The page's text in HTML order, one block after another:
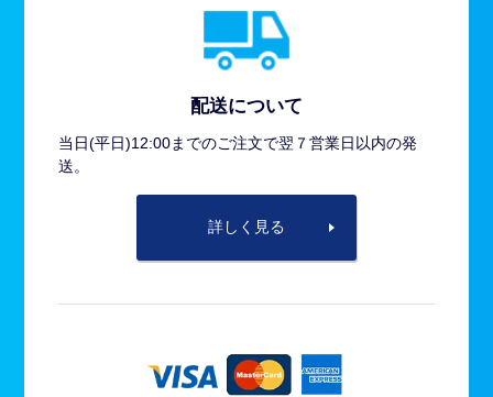
配送について
当日(平日)12:00までのご注文で翌７営業日以内の発
送。
詳しく見る